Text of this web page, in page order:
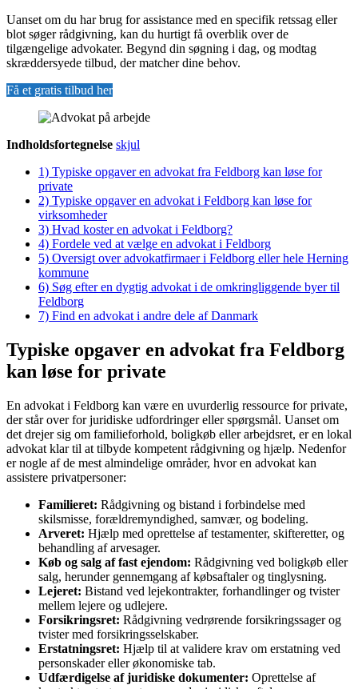
Uanset om du har brug for assistance med en specifik retssag eller
blot søger rådgivning, kan du hurtigt få overblik over de
tilgængelige advokater. Begynd din søgning i dag, og modtag
skræddersyede tilbud, der matcher dine behov.
Få et gratis tilbud her
Indholdsfortegnelse skjul
1) Typiske opgaver en advokat fra Feldborg kan løse for
private
2) Typiske opgaver en advokat i Feldborg kan løse for
virksomheder
3) Hvad koster en advokat i Feldborg?
4) Fordele ved at vælge en advokat i Feldborg
5) Oversigt over advokatfirmaer i Feldborg eller hele Herning
kommune
6) Søg efter en dygtig advokat i de omkringliggende byer til
Feldborg
7) Find en advokat i andre dele af Danmark
Typiske opgaver en advokat fra Feldborg
kan løse for private
En advokat i Feldborg kan være en uvurderlig ressource for private,
der står over for juridiske udfordringer eller spørgsmål. Uanset om
det drejer sig om familieforhold, boligkøb eller arbejdsret, er en lokal
advokat klar til at tilbyde kompetent rådgivning og hjælp. Nedenfor
er nogle af de mest almindelige områder, hvor en advokat kan
assistere privatpersoner:
Familieret: Rådgivning og bistand i forbindelse med
skilsmisse, forældremyndighed, samvær, og bodeling.
Arveret: Hjælp med oprettelse af testamenter, skifteretter, og
behandling af arvesager.
Køb og salg af fast ejendom: Rådgivning ved boligkøb eller
salg, herunder gennemgang af købsaftaler og tinglysning.
Lejeret: Bistand ved lejekontrakter, forhandlinger og tvister
mellem lejere og udlejere.
Forsikringsret: Rådgivning vedrørende forsikringssager og
tvister med forsikringsselskaber.
Erstatningsret: Hjælp til at validere krav om erstatning ved
personskader eller økonomiske tab.
Udfærdigelse af juridiske dokumenter: Oprettelse af